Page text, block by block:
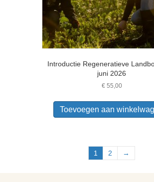
Introductie Regeneratieve
juni 2026
€55,00
Toevoegen aan
1 2 →